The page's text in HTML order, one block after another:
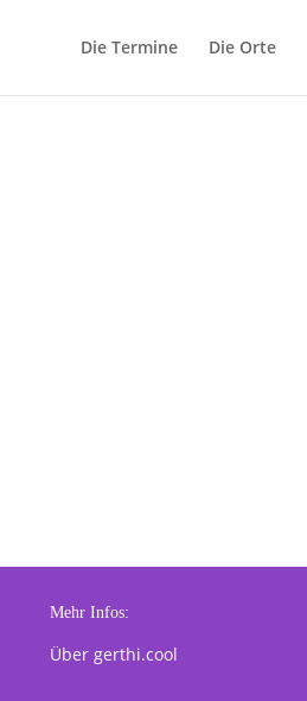
Die Termine Die Orte
Mehr Infos:
Über gerthi.cool